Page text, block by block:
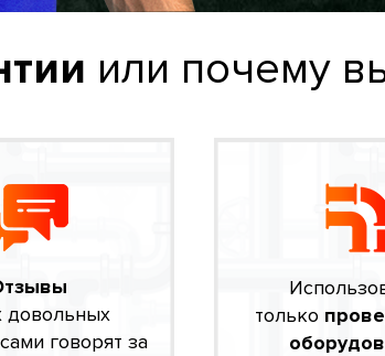
или почему
довольных
говорят за
только